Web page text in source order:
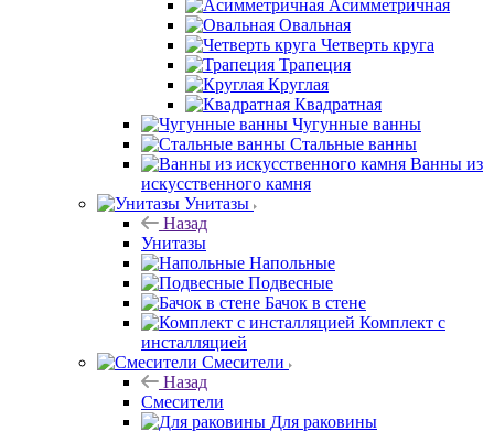
Асимметричная
Овальная
Четверть круга
Трапеция
Круглая
Квадратная
Чугунные ванны
Стальные ванны
Ванны из
искусственного камня
Унитазы
Назад
Унитазы
Напольные
Подвесные
Бачок в стене
Комплект с
инсталляцией
Смесители
Назад
Смесители
Для раковины